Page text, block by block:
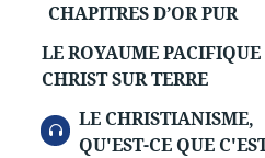
CHAPITRES D’OR PUR
LE ROYAUME PACIFIQUE
CHRIST SUR TERRE
AUDIOLE CHRISTIANISME,
QU'EST-CE QUE